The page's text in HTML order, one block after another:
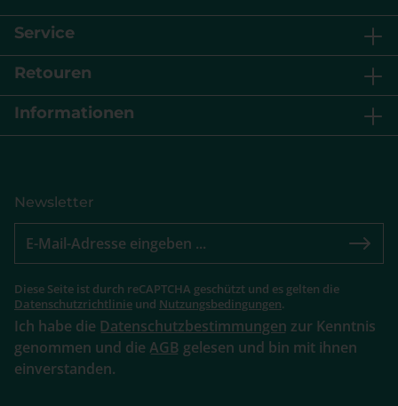
Service
Retouren
Informationen
Newsletter
Diese Seite ist durch reCAPTCHA geschützt und es gelten die
Datenschutzrichtlinie und Nutzungsbedingungen.
Ich habe die Datenschutzbestimmungen zur Kenntnis
genommen und die AGB gelesen und bin mit ihnen
einverstanden.